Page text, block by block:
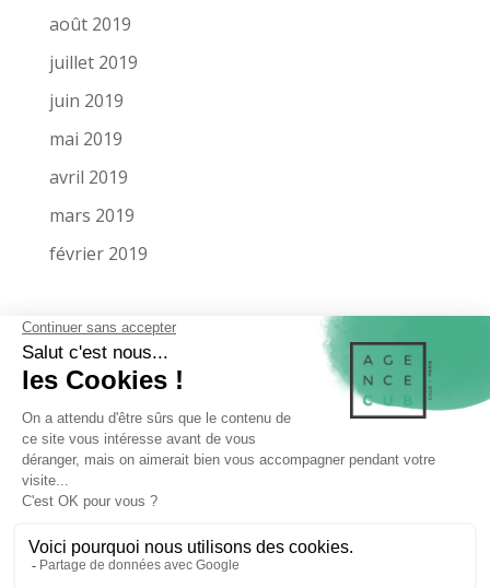
août 2019
juillet 2019
juin 2019
mai 2019
avril 2019
mars 2019
février 2019
LA SOCIÉTÉ
MENTIONS LÉGALES
MIEUX NOUS CONNAÎTRE
NOS RÉFÉRENCES
MAQUETTE SUR MESURE
CONTACTEZ-NOUS
NOS ZONES D’INTERVENTIONS